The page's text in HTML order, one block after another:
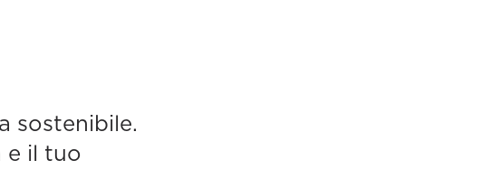
sostenibile.
e il tuo